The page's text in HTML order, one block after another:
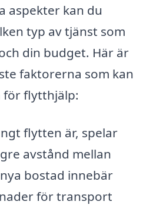
aspekter kan du
typ av tjänst som
din budget. Här är
faktorerna som kan
för flytthjälp:
flytten är, spelar
avstånd mellan
bostad innebär
för transport